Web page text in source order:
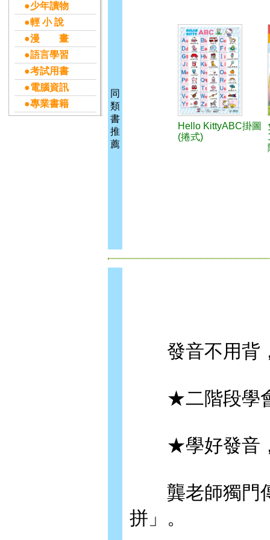
●少年讀物
●輕 小 說
●漫 畫
●語言學習
●考試用書
●電腦資訊
●專業書籍
同
類
書
推
薦
Hello KittyABC掛圖
(捲式)
發音不用背
★二階段學會
★學好發音，
龔老師獨門傳
拼」。